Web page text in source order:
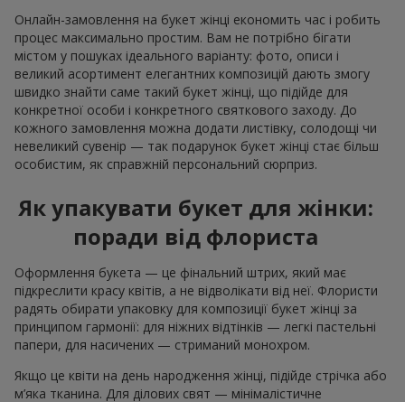
Онлайн-замовлення на букет жінці економить час і робить
процес максимально простим. Вам не потрібно бігати
містом у пошуках ідеального варіанту: фото, описи і
великий асортимент елегантних композицій дають змогу
швидко знайти саме такий букет жінці, що підійде для
конкретної особи і конкретного святкового заходу. До
кожного замовлення можна додати листівку, солодощі чи
невеликий сувенір — так подарунок букет жінці стає більш
особистим, як справжній персональний сюрприз.
Як упакувати букет для жінки:
поради від флориста
Оформлення букета — це фінальний штрих, який має
підкреслити красу квітів, а не відволікати від неї. Флористи
радять обирати упаковку для композиції букет жінці за
принципом гармонії: для ніжних відтінків — легкі пастельні
папери, для насичених — стриманий монохром.
Якщо це квіти на день народження жінці, підійде стрічка або
м’яка тканина. Для ділових свят — мінімалістичне